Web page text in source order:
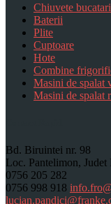
Chiuvete
Baterii
Plite
Cuptoare
Hote
Combine
Masini de spalat
Masini de spalat
Bd. Biruintei nr. 98
Loc. Pantelimon,
0756 205 282
0756 998 918